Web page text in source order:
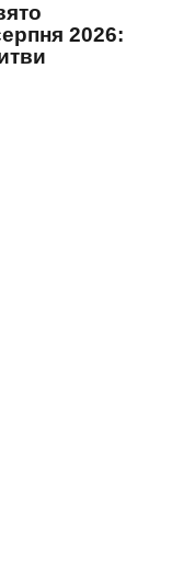
2026: